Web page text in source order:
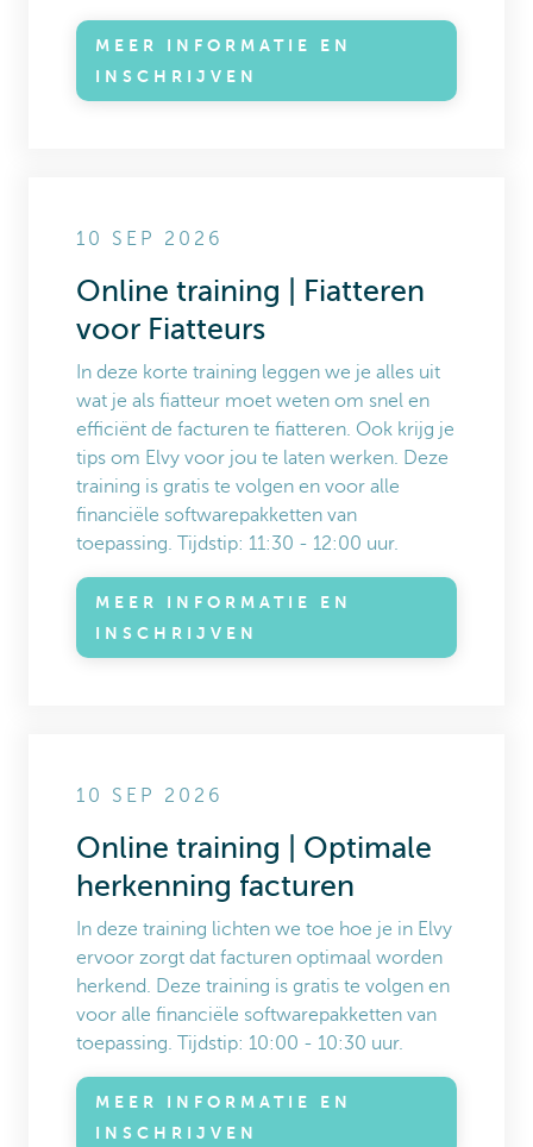
MEER INFORMATIE EN
INSCHRIJVEN
10 SEP 2026
Online training | Fiatteren
voor Fiatteurs
In deze korte training leggen we je alles uit
wat je als fiatteur moet weten om snel en
efficiënt de facturen te fiatteren. Ook krijg je
tips om Elvy voor jou te laten werken. Deze
training is gratis te volgen en voor alle
financiële softwarepakketten van
toepassing. Tijdstip: 11:30 - 12:00 uur.
MEER INFORMATIE EN
INSCHRIJVEN
10 SEP 2026
Online training | Optimale
herkenning facturen
In deze training lichten we toe hoe je in Elvy
ervoor zorgt dat facturen optimaal worden
herkend. Deze training is gratis te volgen en
voor alle financiële softwarepakketten van
toepassing. Tijdstip: 10:00 - 10:30 uur.
MEER INFORMATIE EN
INSCHRIJVEN